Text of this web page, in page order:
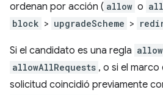
ordenan por acción ( allow o
block > upgradeScheme >
Si el candidato es una regla allow
allowAllRequests , o si el marco
solicitud coincidió previamente